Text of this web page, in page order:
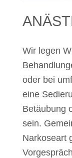
Wir legen
oder bei
eine
Betäubung
sein.
Narkoseart